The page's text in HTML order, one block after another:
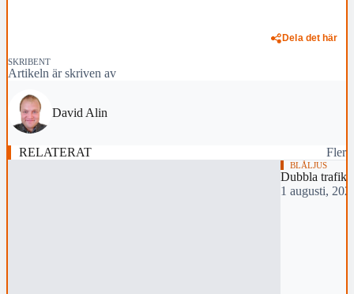
Dela det här
SKRIBENT
Artikeln är skriven av
David Alin
RELATERAT Fler
BLÅLJUS
Dubbla
1 augusti,